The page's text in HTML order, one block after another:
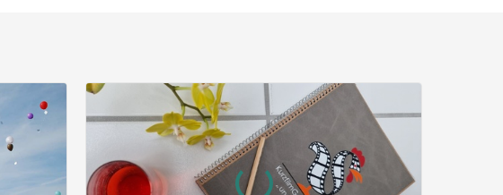
Démarrez maintenant